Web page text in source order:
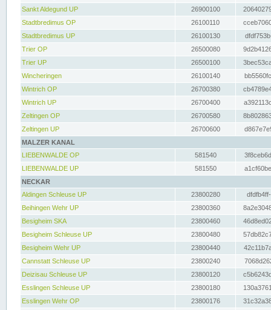
Sankt Aldegund UP
26900100
Stadtbredimus OP
26100110
Stadtbredimus UP
26100130
Trier OP
26500080
Trier UP
26500100
Wincheringen
26100140
Wintrich OP
26700380
Wintrich UP
26700400
Zeltingen OP
26700580
Zeltingen UP
26700600
MALZER KANAL
LIEBENWALDE OP
581540
LIEBENWALDE UP
581550
NECKAR
Aldingen Schleuse UP
23800280
Beihingen Wehr UP
23800360
Besigheim SKA
23800460
Besigheim Schleuse UP
23800480
Besigheim Wehr UP
23800440
Cannstatt Schleuse UP
23800240
Deizisau Schleuse UP
23800120
Esslingen Schleuse UP
23800180
Esslingen Wehr OP
23800176